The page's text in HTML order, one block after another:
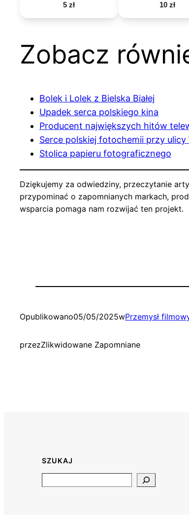
5 zł 10 zł
Zobacz
Bolek i Lolek z Bielska Białej
Upadek serca polskiego kina
Producent największych hitów
Serce polskiej fotochemii przy ulicy
Stolica papieru fotograficznego
Dziękujemy za odwiedziny, przeczytanie
przypominać o zapomnianych markach,
wsparcia pomaga nam rozwijać ten projekt.
Opublikowano05/05/2025wPrzemysł
przezZlikwidowane Zapomniane
SZUKAJ